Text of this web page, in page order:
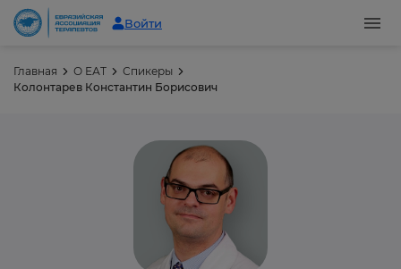
Войти
Главная О ЕАТ
Спикеры
Колонтарев Константин Борисович